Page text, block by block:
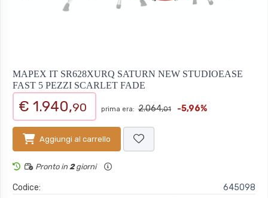
MAPEX IT SR628XURQ SATURN NEW STUDIOEASE
FAST 5 PEZZI SCARLET FADE
€ 1.940,90 prima era: 2.064,01 -5,96%
Aggiungi al carrello
Pronto in 2giorni
Codice:
645098